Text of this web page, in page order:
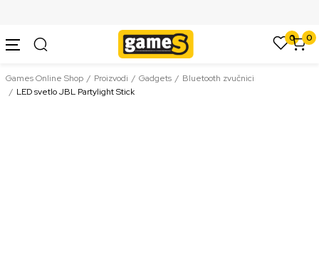
0 0
Games Online Shop Proizvodi Gadgets
Bluetooth zvučnici
LED svetlo JBL Partylight Stick